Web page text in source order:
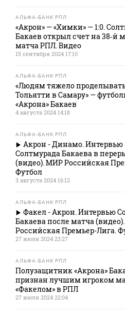
АЛЬФА-БАНК РПЛ
«Акрон» — «Химки» — 1:0.
Бакаев открыл счет на 38‑й
матча РПЛ. Видео
15 сентября 2024 17:10
АЛЬФА-БАНК РПЛ
«Людям тяжело
Тольятти в Самару» —
«Акрона» Бакаев
4 августа 2024 14:18
АЛЬФА-БАНК РПЛ
Акрон - Динамо. Интервью
Солтмурада Бакаева в
(видео). МИР Российская
Футбол
3 августа 2024 16:12
АЛЬФА-БАНК РПЛ
Факел - Акрон. Интервью
Бакаева после матча
Российская Премьер-Лига.
27 июля 2024 23:27
АЛЬФА-БАНК РПЛ
Полузащитник «Акрона»
признан лучшим игроком
«Факелом» в РПЛ
27 июля 2024 22:04